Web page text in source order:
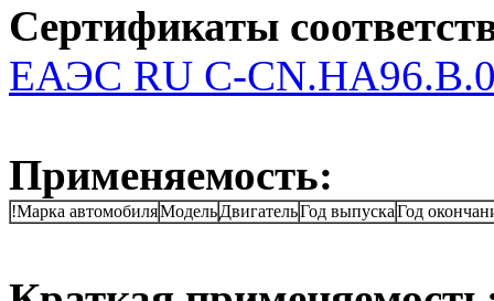
Сертификаты
ЕАЭС RU С-
Применяемость:
!Марка автомобиляМодельДвигательГод выпускаГод